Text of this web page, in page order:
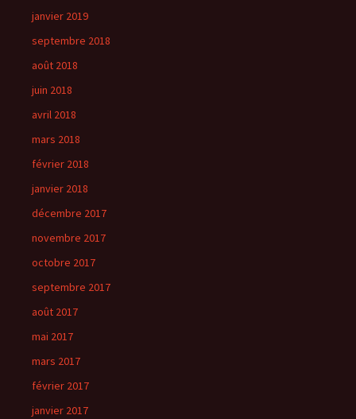
janvier 2019
septembre 2018
août 2018
juin 2018
avril 2018
mars 2018
février 2018
janvier 2018
décembre 2017
novembre 2017
octobre 2017
septembre 2017
août 2017
mai 2017
mars 2017
février 2017
janvier 2017